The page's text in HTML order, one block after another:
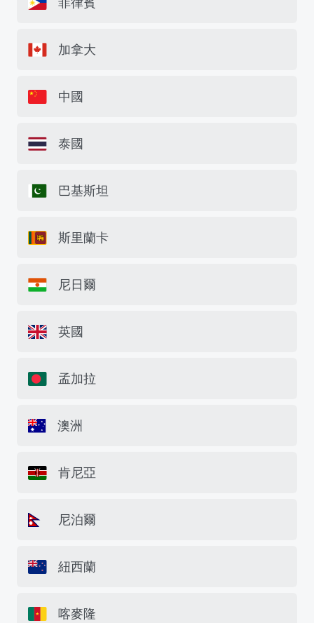
加拿大
中國
泰國
巴基斯坦
斯里蘭卡
尼日爾
英國
孟加拉
澳洲
肯尼亞
尼泊爾
紐西蘭
喀麥隆